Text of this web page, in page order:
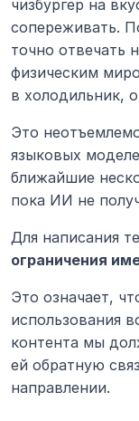
чизбургер на
сопереживать.
точно отвечать
физическим
в холодильник,
Это
языковых
ближайшие
пока ИИ не
Для написания
ограничения
Это означает,
использования
контента мы
ей обратную
направлении.